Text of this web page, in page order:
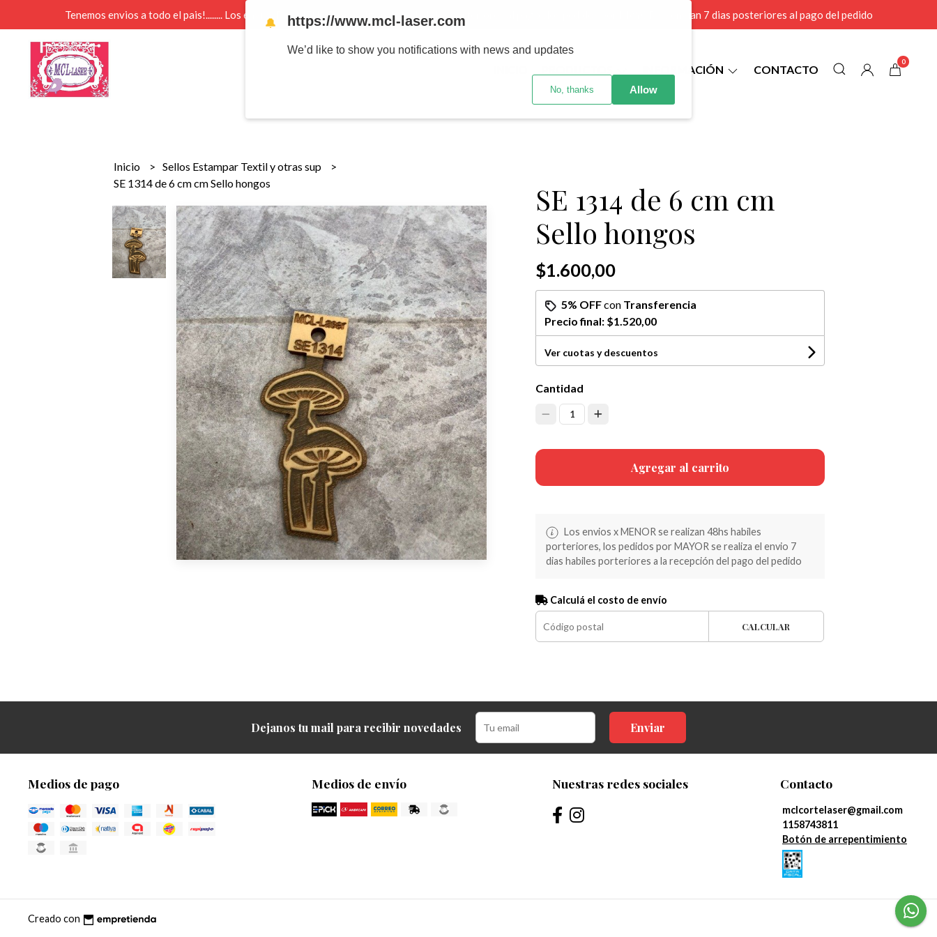
Tenemos envios a todo el pais!........ Los envios Por MENOR se realizan 48 hs habiles porteriores al pago , los pedidos por MAYOR se envian 7 dias posteriores al pago del pedido
INFORMACIÓN CONTACTO
0
Inicio
Sellos Estampar Textil y otras sup
SE 1314 de 6 cm cm Sello hongos
SE 1314 de 6 cm cm
Sello hongos
$1.600,00
5% OFFcon Transferencia
Precio final: $1.520,00
Ver cuotas y descuentos
Cantidad
1
Agregar al carrito
Los envios x MENOR se realizan 48hs habiles
porteriores, los pedidos por MAYOR se realiza el envio 7
dias habiles porteriores a la recepción del pago del pedido
Calculá el costo de envío
CALCULAR
Dejanos tu mail para recibir novedades Enviar
Medios de pago Medios de envío Nuestras redes sociales Contacto
mclcortelaser@gmail.com
1158743811
Botón de arrepentimiento
Creado con
🔔 https://www.mcl-laser.com
We’d like to show you notifications with news and updates
No, thanks Allow